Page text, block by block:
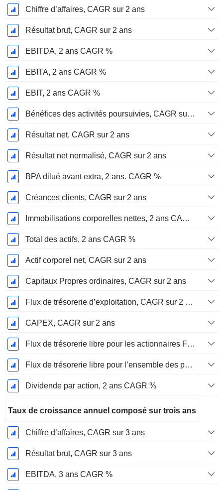
Chiffre d’affaires, CAGR sur 2 ans
Résultat brut, CAGR sur 2 ans
EBITDA, 2 ans CAGR %
EBITA, 2 ans CAGR %
EBIT, 2 ans CAGR %
Bénéfices des activités poursuivies, CAGR sur 2 ans
Résultat net, CAGR sur 2 ans
Résultat net normalisé, CAGR sur 2 ans
BPA dilué avant extra, 2 ans. CAGR %
Créances clients, CAGR sur 2 ans
Immobilisations corporelles nettes, 2 ans CAGR %
Total des actifs, 2 ans CAGR %
Actif corporel net, CAGR sur 2 ans
Capitaux Propres ordinaires, CAGR sur 2 ans
Flux de trésorerie d’exploitation, CAGR sur 2 ans
CAPEX, CAGR sur 2 ans
Flux de trésorerie libre pour les actionnaires FCFE, CAGR sur 2 ans
Flux de trésorerie libre pour l’ensemble des pourvoyeurs de fonds (créanciers et actionnaires) FCFF, CAGR sur 2 ans
Dividende par action, 2 ans CAGR %
Taux de croissance annuel composé sur trois ans
Chiffre d’affaires, CAGR sur 3 ans
Résultat brut, CAGR sur 3 ans
EBITDA, 3 ans CAGR %